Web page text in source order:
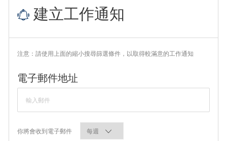
建立工作通知
注意：請使用上面的縮小搜尋篩選條件，以取得較滿意的工作通知
電子郵件地址Required
你將會收到電子郵件Required